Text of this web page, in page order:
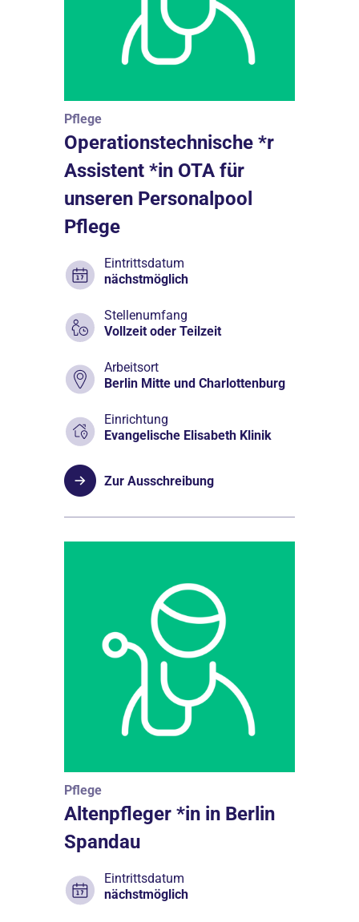
Pflege
Operationstechnische *r
Assistent *in OTA für
unseren Personalpool
Pflege
Eintrittsdatum
nächstmöglich
Stellenumfang
Vollzeit oder Teilzeit
Arbeitsort
Berlin Mitte und Charlottenburg
Einrichtung
Evangelische Elisabeth Klinik
Zur Ausschreibung
Pflege
Altenpfleger *in in Berlin
Spandau
Eintrittsdatum
nächstmöglich